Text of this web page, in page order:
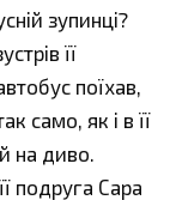
зупинці?
її
поїхав,
само, як і в її
на диво.
подруга Сара